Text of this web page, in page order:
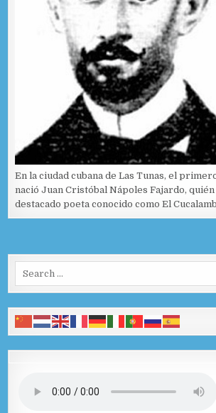
En la ciudad cubana de Las Tunas, el
nació Juan Cristóbal Nápoles Fajardo,
destacado poeta conocido como El